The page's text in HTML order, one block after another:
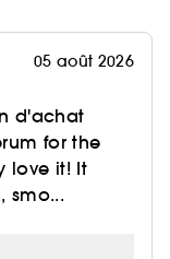
05 août 2026
d'achat
for the
love it! It
smo...